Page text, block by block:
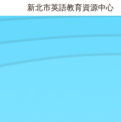
新北市英語教育資源中心